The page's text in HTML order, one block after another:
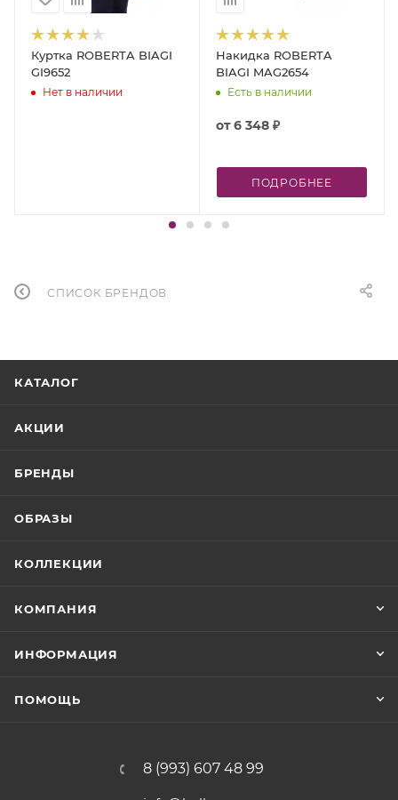
Куртка ROBERTA BIAGI
GI9652
Нет в наличии
Накидка ROBERTA
BIAGI MAG2654
Есть в наличии
от6 348 ₽
ПОДРОБНЕЕ
СПИСОК БРЕНДОВ
КАТАЛОГ
АКЦИИ
БРЕНДЫ
ОБРАЗЫ
КОЛЛЕКЦИИ
КОМПАНИЯ
ИНФОРМАЦИЯ
ПОМОЩЬ
8 (993) 607 48 99